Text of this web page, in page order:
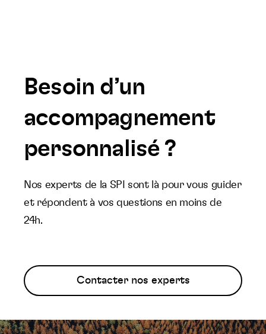
Besoin d’un
accompagnement
personnalisé ?
Nos experts de la SPI sont là pour vous guider
et répondent à vos questions en moins de
24h.
Contacter nos experts